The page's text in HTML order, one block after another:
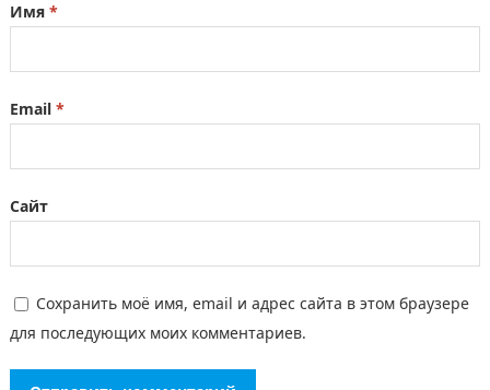
Имя *
Email *
Сайт
Сохранить моё имя, email и адрес сайта в этом браузере
для последующих моих комментариев.